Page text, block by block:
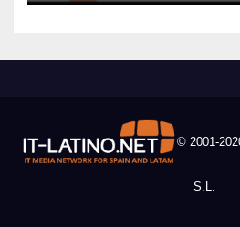
© 2001-
S.L.